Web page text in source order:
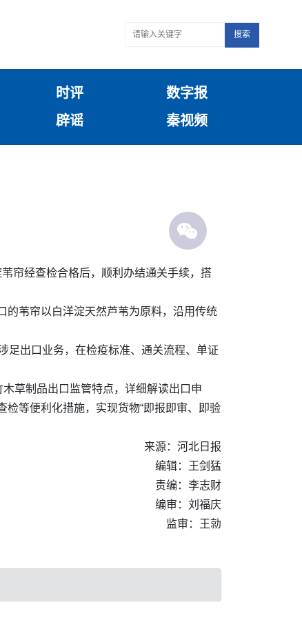
搜索
时评
数字报
辟谣 秦视频
帘经查检合格后，顺利办结通关手续，搭
的苇帘以白洋淀天然芦苇为原料，沿用传统
足出口业务，在检疫标准、通关流程、单证
草制品出口监管特点，详细解读出口申
等便利化措施，实现货物“即报即审、即验
来源：河北日报
编辑：王剑猛
责编：李志财
编审：刘福庆
监审：王勍